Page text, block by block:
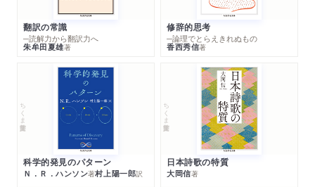
翻訳の常識
─読解力から翻訳力へ
朱牟田夏雄著
修辞的思考
─論理でとらえきれぬもの
香西秀信著
ちくま学芸文庫
科学的発見のパターン
Ｎ．Ｒ．ハンソン著村上陽一郎訳
ちくま学芸文庫
日本詩歌の特質
大岡信著